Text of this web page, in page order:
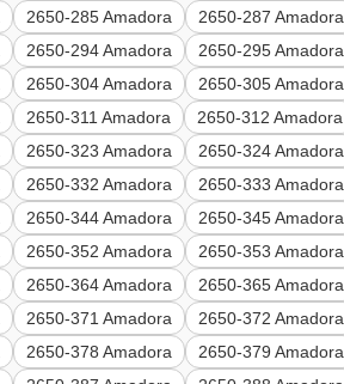
2650-285 Amadora 2650-287 Amadora
2650-294 Amadora 2650-295 Amadora
2650-304 Amadora 2650-305 Amadora
2650-311 Amadora 2650-312 Amadora
2650-323 Amadora 2650-324 Amadora
2650-332 Amadora 2650-333 Amadora
2650-344 Amadora 2650-345 Amadora
2650-352 Amadora 2650-353 Amadora
2650-364 Amadora 2650-365 Amadora
2650-371 Amadora 2650-372 Amadora
2650-378 Amadora 2650-379 Amadora